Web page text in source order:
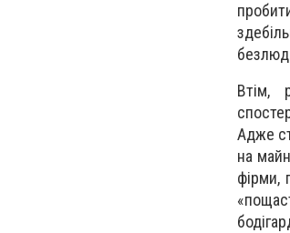
Втім,
Адже
на
фірми,